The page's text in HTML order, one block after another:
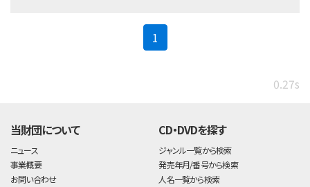
1
0.27s
当財団について
ニュース
事業概要
お問い合わせ
CD・DVDを探す
ジャンル一覧から検索
発売年月/番号から検索
人名一覧から検索